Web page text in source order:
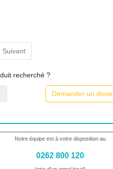
Suivant
recherché ?
Demander un devis
Notre équipe est à votre disposition au
0262 800 120